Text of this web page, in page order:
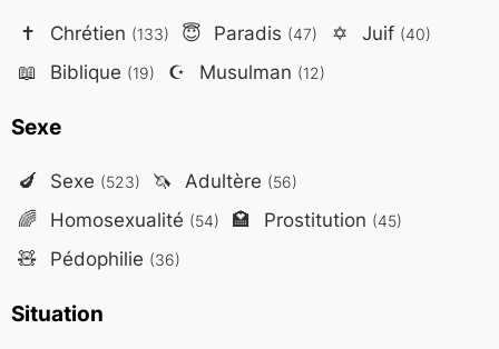
✝️ Chrétien (133) 😇 Paradis (47) ✡️ Juif (40)
📖 Biblique (19) ☪️ Musulman (12)
Sexe
🍆 Sexe (523) 🦄 Adultère (56)
🌈 Homosexualité (54) 🏩 Prostitution (45)
🧸 Pédophilie (36)
Situation